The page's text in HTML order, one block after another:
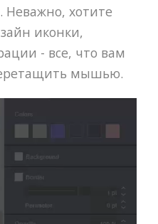
хотите
иконки,
- все, что вам
мышью.